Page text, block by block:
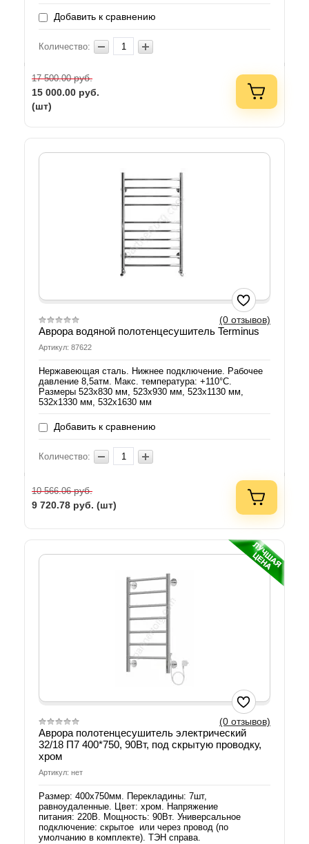
Добавить к сравнению
Количество:
17 500.00руб.
15 000.00 руб.
(шт)
(0 отзывов)
Аврора водяной полотенцесушитель Terminus
Артикул: 87622
Нержавеющая сталь. Нижнее подключение. Рабочее
давление 8,5атм. Макс. температура: +110°C.
Размеры 523х830 мм, 523х930 мм, 523х1130 мм,
532х1330 мм, 532х1630 мм
Добавить к сравнению
Количество:
10 566.06руб.
9 720.78 руб. (шт)
(0 отзывов)
Аврора полотенцесушитель электрический
32/18 П7 400*750, 90Вт, под скрытую проводку,
хром
Артикул: нет
Размер: 400х750мм. Перекладины: 7шт,
равноудаленные. Цвет: хром. Напряжение
питания: 220В. Мощность: 90Вт. Универсальное
подключение: скрытое или через провод (по
умолчанию в комплекте). ТЭН справа.